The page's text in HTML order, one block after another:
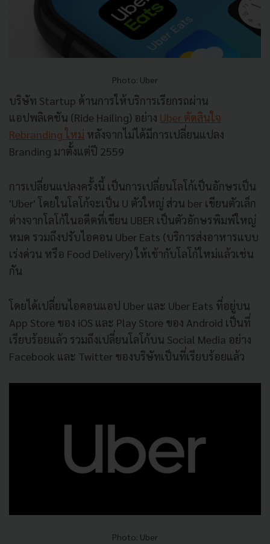
Photo: Uber
บริษัท Startup ด้านการให้บริการเรียกรถผ่าน
แอปพลิเคชัน (Ride Hailing) อย่าง Uber ตัดสินใจ
Rebranding ใหม่ หลังจากไม่ได้มีการเปลี่ยนแปลง
Branding มาตั้งแต่ปี 2559
การเปลี่ยนแปลงครั้งนี้ เป็นการเปลี่ยนโลโก้เป็นอักษรเป็น
'Uber' โดยในโลโก้จะเป็น U ตัวใหญ่ ส่วน ber เขียนตัวเล็ก
ต่างจากโลโก้ในอดีตที่เขียน UBER เป็นตัวอักษรพิมพ์ใหญ่
หมด รวมถึงปรับไอคอน Uber Eats (บริการส่งอาหารแบบ
เร่งด่วน หรือ Food Delivery) ให้เข้ากับโลโก้ใหม่แล้วเช่น
กัน
โดยได้เปลี่ยนไอคอนแอป Uber และ Uber Eats ที่อยู่บน
App Store ของ iOS และ Play Store ของ Android เป็นที่
เรียบร้อยแล้ว รวมถึงเปลี่ยนโลโก้บน Social Media อย่าง
Facebook และ Twitter ของบริษัทเป็นที่เรียบร้อยแล้ว
Photo: Uber